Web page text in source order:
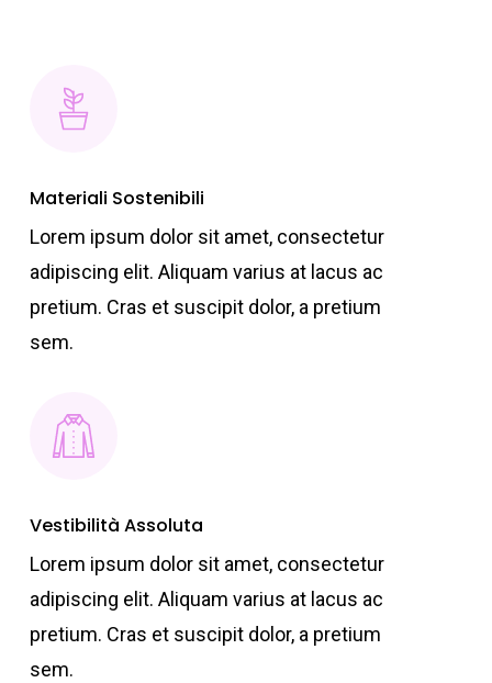
Materiali Sostenibili
Lorem ipsum dolor sit amet, consectetur
adipiscing elit. Aliquam varius at lacus ac
pretium. Cras et suscipit dolor, a pretium
sem.
Vestibilità Assoluta
Lorem ipsum dolor sit amet, consectetur
adipiscing elit. Aliquam varius at lacus ac
pretium. Cras et suscipit dolor, a pretium
sem.